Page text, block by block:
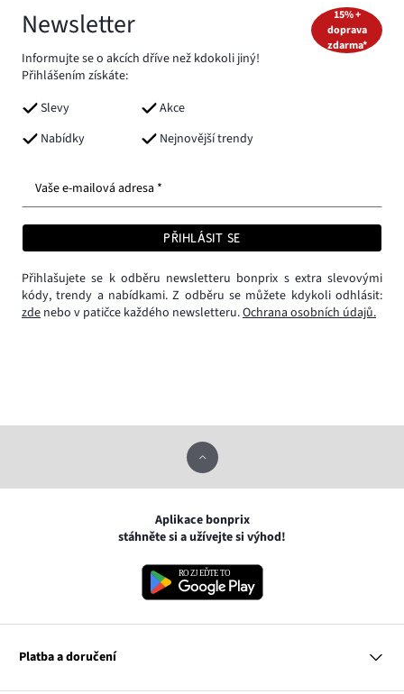
Newsletter
Informujte se o akcích dříve než kdokoli jiný!
Přihlášením získáte:
Slevy
Akce
Nabídky
Nejnovější trendy
15% +
doprava
zdarma*
Vaše e-mailová adresa *
PŘIHLÁSIT SE
Přihlašujete se k odběru newsletteru bonprix s extra slevovými
kódy, trendy a nabídkami. Z odběru se můžete kdykoli odhlásit:
zde nebo v patičce každého newsletteru.Ochrana osobních údajů.
Aplikace bonprix
stáhněte si a užívejte si výhod!
Platba a doručení